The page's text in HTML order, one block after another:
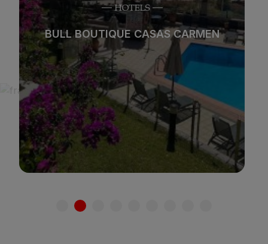
BULL BOUTIQUE CASAS CARMEN
Spa
Ciudad Todo incluido
Solo adultos Familias
Ver hotel